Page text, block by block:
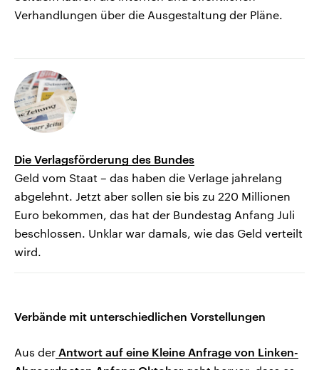
Verhandlungen über die Ausgestaltung der Pläne.
Die Verlagsförderung des Bundes
Geld vom Staat – das haben die Verlage jahrelang
abgelehnt. Jetzt aber sollen sie bis zu 220 Millionen
Euro bekommen, das hat der Bundestag Anfang Juli
beschlossen. Unklar war damals, wie das Geld verteilt
wird.
Verbände mit unterschiedlichen Vorstellungen
Aus der Antwort auf eine Kleine Anfrage von Linken-